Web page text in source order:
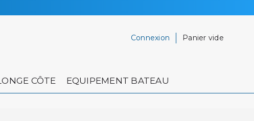
Connexion Panier vide
CÔTE EQUIPEMENT BATEAU